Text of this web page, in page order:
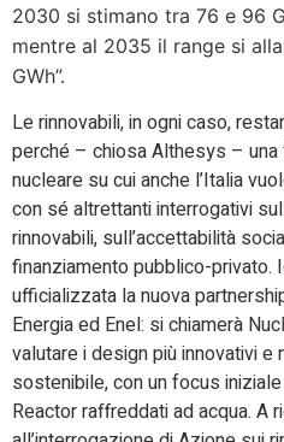
2030 si stimano tra 76 e 96
mentre al 2035 il range si
GWh”.
Le rinnovabili, in ogni caso,
perché – chiosa Althesys –
nucleare su cui anche l’Italia
con sé altrettanti interrogativi
rinnovabili, sull’accettabilità
finanziamento pubblico-privato.
ufficializzata la nuova
Energia ed Enel: si chiamerà
valutare i design più innovativi e
sostenibile, con un focus
Reactor raffreddati ad acqua. A